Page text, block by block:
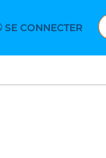
SE CONNECTER